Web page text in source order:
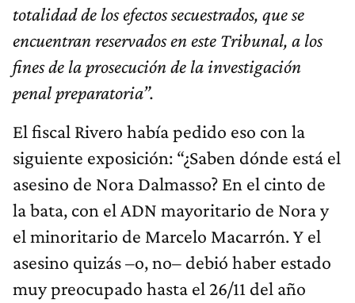
totalidad de los efectos secuestrados, que se
encuentran reservados en este Tribunal, a los
fines de la prosecución de la investigación
penal preparatoria”.
El fiscal Rivero había pedido eso con la
siguiente exposición: “¿Saben dónde está el
asesino de Nora Dalmasso? En el cinto de
la bata, con el ADN mayoritario de Nora y
el minoritario de Marcelo Macarrón. Y el
asesino quizás –o, no– debió haber estado
muy preocupado hasta el 26/11 del año